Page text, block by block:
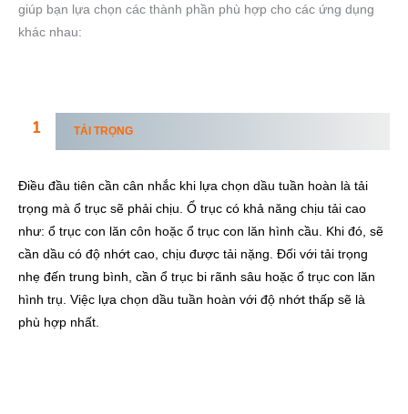
giúp bạn lựa chọn các thành phần phù hợp cho các ứng dụng
khác nhau:
TẢI TRỌNG
Điều đầu tiên cần cân nhắc khi lựa chọn dầu tuần hoàn là tải
trọng mà ổ trục sẽ phải chịu. Ổ trục có khả năng chịu tải cao
như: ổ trục con lăn côn hoặc ổ trục con lăn hình cầu. Khi đó, sẽ
cần dầu có độ nhớt cao, chịu được tải nặng. Đối với tải trọng
nhẹ đến trung bình, cần ổ trục bi rãnh sâu hoặc ổ trục con lăn
hình trụ. Việc lựa chọn dầu tuần hoàn với độ nhớt thấp sẽ là
phù hợp nhất.